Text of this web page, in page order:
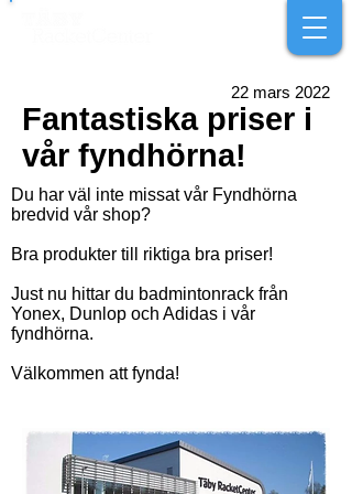
22 mars 2022
Fantastiska priser i
vår fyndhörna!
Du har väl inte missat vår Fyndhörna
bredvid vår shop?
Bra produkter till riktiga bra priser!
Just nu hittar du badmintonrack från
Yonex, Dunlop och Adidas i vår
fyndhörna.
Välkommen att fynda!